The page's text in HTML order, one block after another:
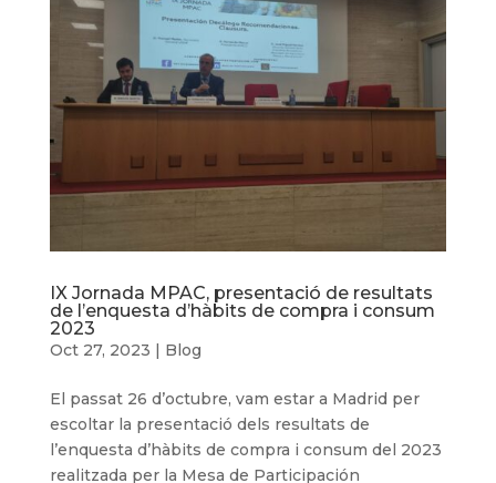
IX Jornada MPAC, presentació de resultats
de l’enquesta d’hàbits de compra i consum
2023
Oct 27, 2023 | Blog
El passat 26 d’octubre, vam estar a Madrid per
escoltar la presentació dels resultats de
l’enquesta d’hàbits de compra i consum del 2023
realitzada per la Mesa de Participación